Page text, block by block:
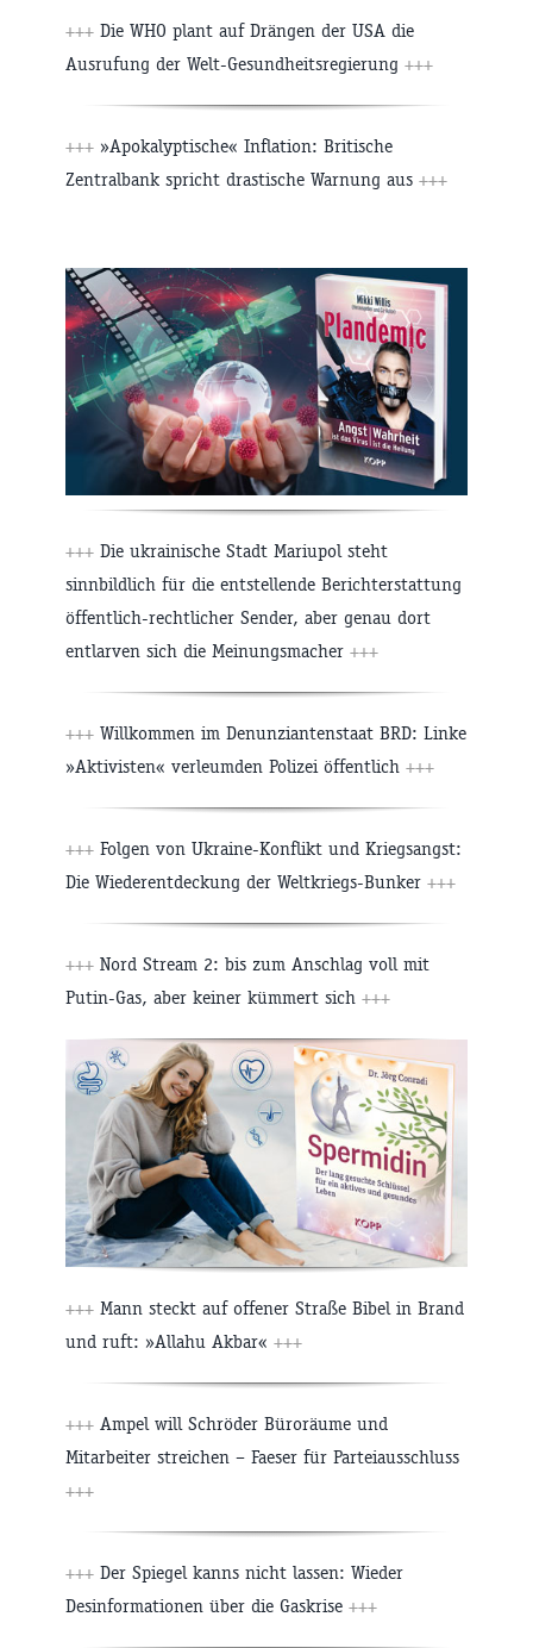
+++ Die WHO plant auf Drängen der USA die
Ausrufung der Welt-Gesundheitsregierung +++
+++ »Apokalyptische« Inflation: Britische
Zentralbank spricht drastische Warnung aus +++
+++ Die ukrainische Stadt Mariupol steht
sinnbildlich für die entstellende Berichterstattung
öffentlich-rechtlicher Sender, aber genau dort
entlarven sich die Meinungsmacher +++
+++ Willkommen im Denunziantenstaat BRD: Linke
»Aktivisten« verleumden Polizei öffentlich +++
+++ Folgen von Ukraine-Konflikt und Kriegsangst:
Die Wiederentdeckung der Weltkriegs-Bunker +++
+++ Nord Stream 2: bis zum Anschlag voll mit
Putin-Gas, aber keiner kümmert sich +++
+++ Mann steckt auf offener Straße Bibel in Brand
und ruft: »Allahu Akbar« +++
+++ Ampel will Schröder Büroräume und
Mitarbeiter streichen – Faeser für Parteiausschluss
+++
+++ Der Spiegel kanns nicht lassen: Wieder
Desinformationen über die Gaskrise +++